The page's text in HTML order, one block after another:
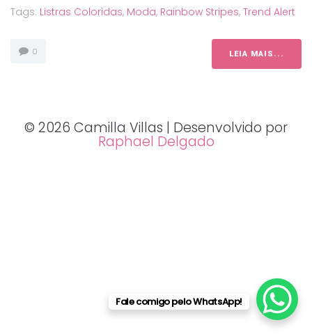
Tags: Listras Coloridas, Moda, Rainbow Stripes, Trend Alert
0 LEIA MAIS...
© 2026 Camilla Villas | Desenvolvido por
Raphael Delgado
Fale comigo pelo WhatsApp!